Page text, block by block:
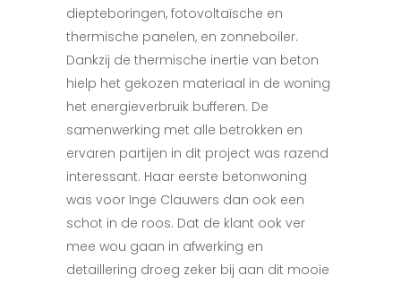
diepteboringen, fotovoltaïsche en
thermische panelen, en zonneboiler.
Dankzij de thermische inertie van beton
hielp het gekozen materiaal in de woning
het energieverbruik bufferen. De
samenwerking met alle betrokken en
ervaren partijen in dit project was razend
interessant. Haar eerste betonwoning
was voor Inge Clauwers dan ook een
schot in de roos. Dat de klant ook ver
mee wou gaan in afwerking en
detaillering droeg zeker bij aan dit mooie